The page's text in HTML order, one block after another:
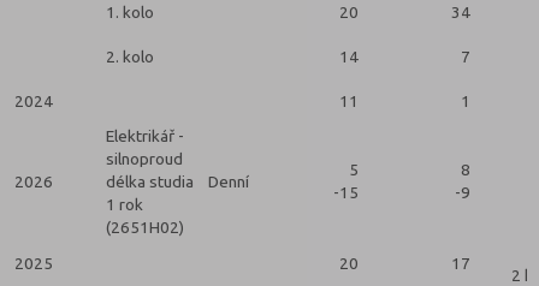
1. kolo
20 34
2. kolo 14 7
2024 11 1
2026
Elektrikář -
silnoproud
délka studia
1 rok
(2651H02)
Denní
5
-15
8
-9
2025 20 17
2